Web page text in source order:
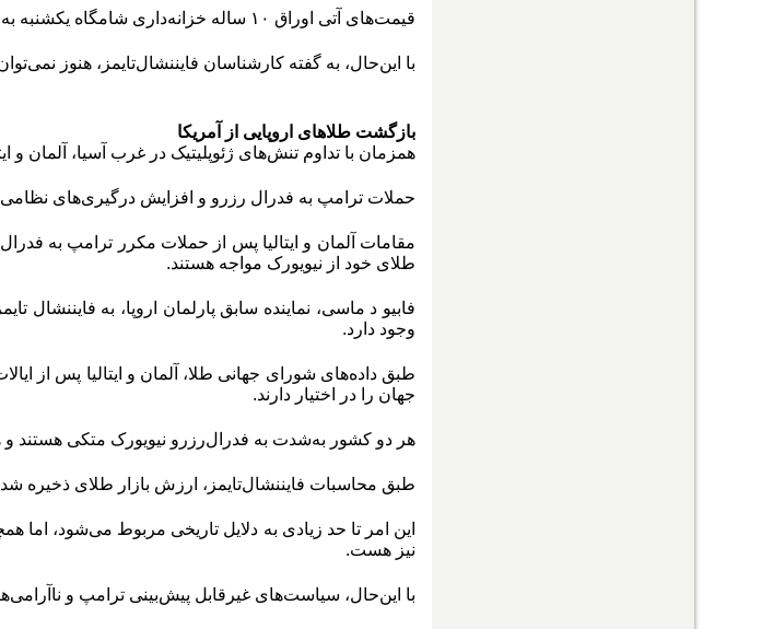
قیمت‌های آتی اوراق ۱۰ ساله خزانه‌‌‌داری شامگاه یکشنبه به صورت جزئی کاهش یافت.
با این‌حال، به گفته کارشناسان فایننشال‌‌‌تایمز، هنوز
بازگشت طلاهای اروپایی از آمریکا
همزمان با تداوم تنش‌‌‌های ژئوپلیتیک در غرب آسیا، آلمان و ایتالیا برای بازگرداندن ۲۴۵ میلیارد دلار
حملات ترامپ به فدرال رزرو و افزایش درگیری‌‌‌های
مقامات آلمان و ایتالیا پس از حملات مکرر ترامپ به
طلای خود از نیویورک مواجه هستند.
فابیو د ماسی، نماینده سابق پارلمان اروپا، به فایننشال
وجود دارد.
جهان را در اختیار دارند.
هر دو کشور به‌شدت به فدرال‌‌‌رزرو نیویورک متکی هستند
طبق محاسبات فایننشال‌‌‌تایمز، ارزش بازار طلای ذخیره شده در ایالات
این امر تا حد زیادی به دلایل تاریخی مربوط می‌شود، اما
نیز هست.
با این‌حال، سیاست‌‌‌های غیرقابل پیش‌بینی ترامپ و